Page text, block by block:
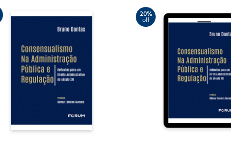
20%
off